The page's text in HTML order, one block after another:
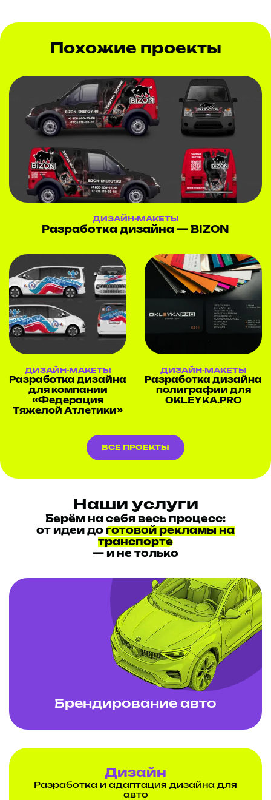
Похожие проекты
ДИЗАЙН-МАКЕТЫ
Разработка дизайна — BIZON
ДИЗАЙН-МАКЕТЫ
Разработка дизайна
для компании
«Федерация
Тяжелой Атлетики»
ДИЗАЙН-МАКЕТЫ
Разработка дизайна
полиграфии для
OKLEYKA.PRO
ВСЕ ПРОЕКТЫ
Наши услуги
Берём на себя весь процесс:
от идеи до готовой рекламы на
транспорте
— и не только
Брендирование авто
Дизайн
Разработка и адаптация дизайна для
авто